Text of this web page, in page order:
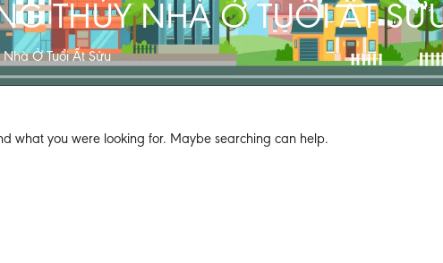
THỦY NHÀ Ở TUỔI ẤT
Nhà Ở Tuổi Ất Sửu
what you were looking for. Maybe searching can help.